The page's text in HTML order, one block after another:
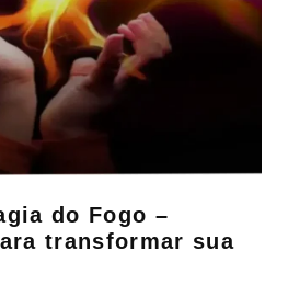
do Fogo –
transformar sua